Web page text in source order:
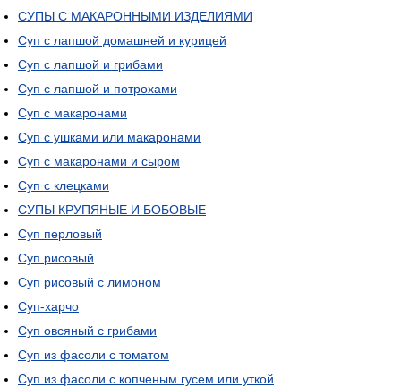
СУПЫ С МАКАРОННЫМИ ИЗДЕЛИЯМИ
Суп с лапшой домашней и курицей
Суп с лапшой и грибами
Суп с лапшой и потрохами
Суп с макаронами
Суп с ушками или макаронами
Суп с макаронами и сыром
Суп с клецками
СУПЫ КРУПЯНЫЕ И БОБОВЫЕ
Суп перловый
Суп рисовый
Суп рисовый с лимоном
Суп-харчо
Суп овсяный с грибами
Суп из фасоли с томатом
Суп из фасоли с копченым гусем или уткой